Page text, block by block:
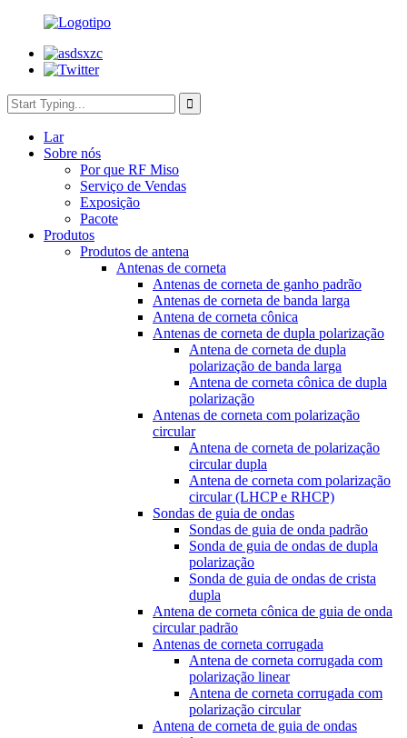
Lar
Sobre nós
Por que RF Miso
Serviço de Vendas
Exposição
Pacote
Produtos
Produtos de antena
Antenas de corneta
Antenas de corneta de ganho padrão
Antenas de corneta de banda larga
Antena de corneta cônica
Antenas de corneta de dupla polarização
Antena de corneta de dupla
polarização de banda larga
Antena de corneta cônica de dupla
polarização
Antenas de corneta com polarização
circular
Antena de corneta de polarização
circular dupla
Antena de corneta com polarização
circular (LHCP e RHCP)
Sondas de guia de ondas
Sondas de guia de onda padrão
Sonda de guia de ondas de dupla
polarização
Sonda de guia de ondas de crista
dupla
Antena de corneta cônica de guia de onda
circular padrão
Antenas de corneta corrugada
Antena de corneta corrugada com
polarização linear
Antena de corneta corrugada com
polarização circular
Antena de corneta de guia de ondas